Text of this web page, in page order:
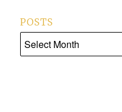
POSTS